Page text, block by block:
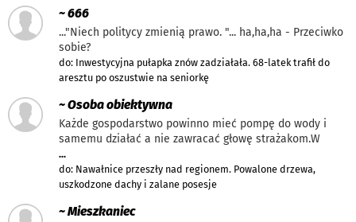
~ 666
..."Niech politycy zmienią prawo. "... ha,ha,ha - Przeciwko
sobie?
do: Inwestycyjna pułapka znów zadziałała. 68-latek trafił do
aresztu po oszustwie na seniorkę
~ Osoba obiektywna
Każde gospodarstwo powinno mieć pompę do wody i
samemu działać a nie zawracać głowę strażakom.W
...
do: Nawałnice przeszły nad regionem. Powalone drzewa,
uszkodzone dachy i zalane posesje
~ Mieszkaniec